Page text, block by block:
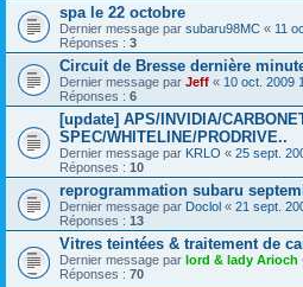
spa le 22 octobre
Dernier message par subaru98MC « 11
Réponses : 3
Circuit de Bresse dernière
Dernier message par Jeff « 10 oct. 2009
Réponses : 6
[update] APS/INVIDIA/
SPEC/WHITELINE/PRODRIVE..
Dernier message par KRLO « 25 sept.
Réponses : 10
reprogrammation subaru
Dernier message par Doclol « 21 sept.
Réponses : 13
Vitres teintées & traitement de
Dernier message par lord & lady Arioch
Réponses : 70